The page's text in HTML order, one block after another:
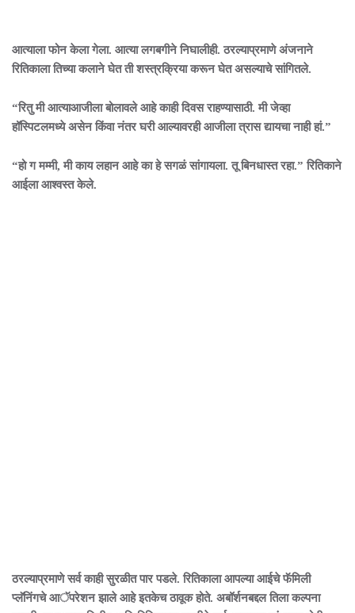
आत्याला फोन केला गेला. आत्या लगबगीने निघालीही. ठरल्याप्रमाणे अंजनाने
रितिकाला तिच्या कलाने घेत ती शस्त्रक्रिया करून घेत असल्याचे सांगितले.
“रितु मी आत्याआजीला बोलावले आहे काही दिवस राहण्यासाठी. मी जेव्हा
हॉस्पिटलमध्ये असेन किंवा नंतर घरी आल्यावरही आजीला त्रास द्यायचा नाही हां.”
“हो ग मम्मी, मी काय लहान आहे का हे सगळं सांगायला. तू बिनधास्त रहा.” रितिकाने
आईला आश्वस्त केले.
ठरल्याप्रमाणे सर्व काही सुरळीत पार पडले. रितिकाला आपल्या आईचे फॅमिली
प्लॅनिंगचे आॅपरेशन झाले आहे इतकेच ठावूक होते. अबॉर्शनबद्दल तिला कल्पना